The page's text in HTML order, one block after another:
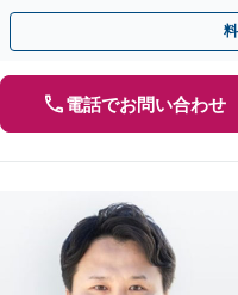
【休日・夜間相談】【裁判員裁
電話でお問い合わせ